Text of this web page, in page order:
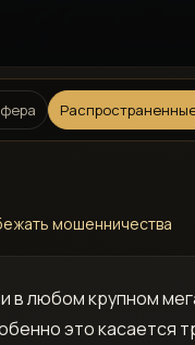
мошенничества
в любом крупном
это касается